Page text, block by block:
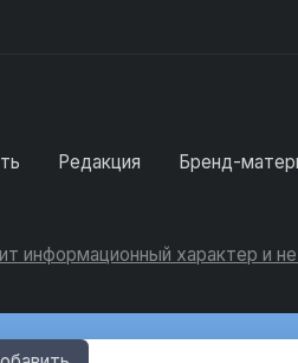
Редакция Бренд-
информационный характер